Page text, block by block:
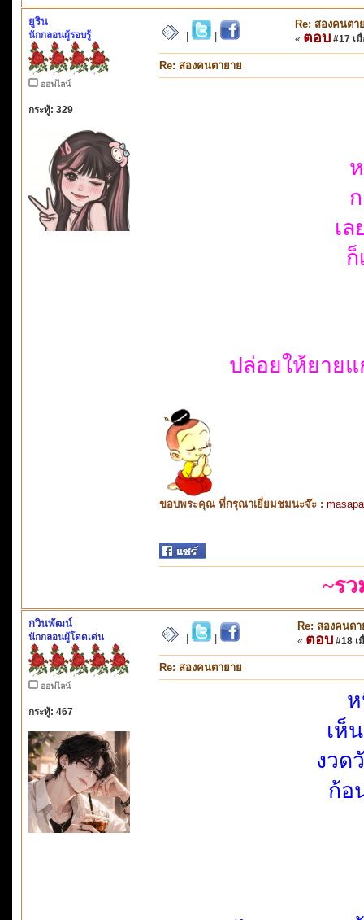
ยูริน
นักกลอนผู้รอบรู้
ออฟไลน์
กระทู้: 329
Re: สองคนตา
« ตอบ #17 เ
Re: สองคนตายาย
เ
ก็
ปล่อยให้ยาย
ขอบพระคุณ ที่กรุณาเยี่ยมชมนะจ๊ะ :
~ร
กวินพัฒน์
นักกลอนผู้โดดเด่น
ออฟไลน์
กระทู้: 467
Re: สองคนต
« ตอบ #18 เ
Re: สองคนตายาย
เห็
งวด
ก้อ